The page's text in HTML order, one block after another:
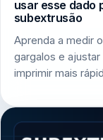
usar esse dado
subextrusão
Aprenda a medir
gargalos e
imprimir mais